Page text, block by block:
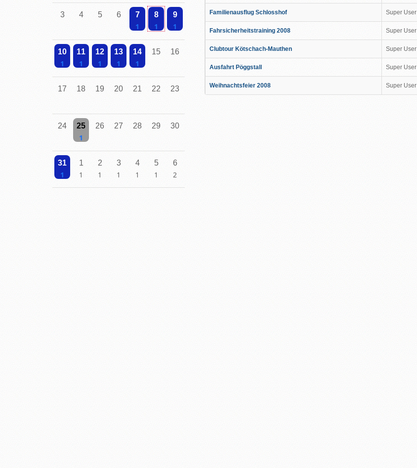
Einzelne Veranstaltung
3 4 5 6 7
Einzelne Veranstaltung
8 9
10 11 12 13 14 15 16
17 18 19 20 21 22 23
24 25 26 27 28 29 30
31 1 2 3 4 5 6
Familienausflug Schlosshof Super User
Fahrsicherheitstraining 2008 Super User
Clubtour Kötschach-Mauthen Super User
Ausfahrt Pöggstall Super User
Weihnachtsfeier 2008 Super User